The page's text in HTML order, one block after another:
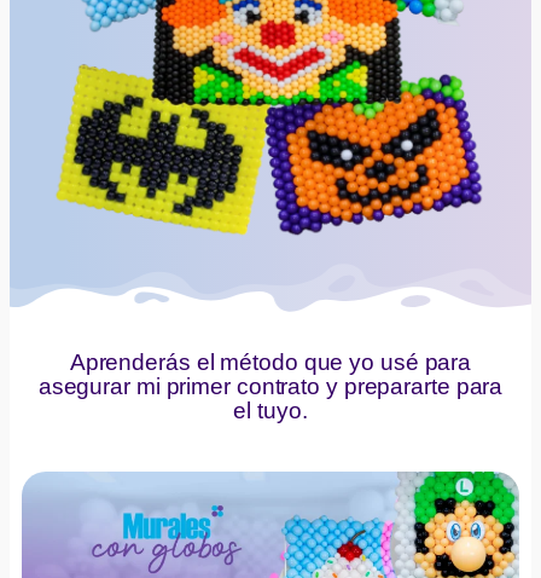
Aprenderás el método que yo usé para
asegurar mi primer contrato y prepararte para
el tuyo.